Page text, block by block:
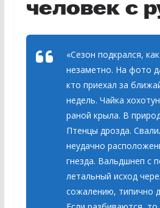
человек с
«Сезон подкрался,
незаметно. На фото
кто приехал за
недель. Чайка
раной крыла. В
Птенцы дрозда.
неудачно
гнезда. Вальдшнеп с
летальный исход
сожалению, типично